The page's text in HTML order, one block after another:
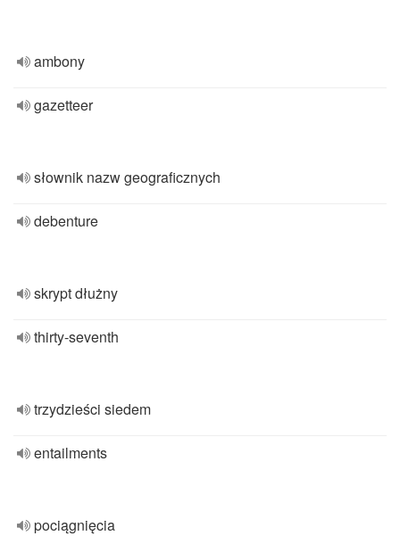
ambony
gazetteer
słownik nazw geograficznych
debenture
skrypt dłużny
thirty-seventh
trzydzieści siedem
entailments
pociągnięcia